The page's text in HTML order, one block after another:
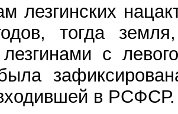
лезгинских
тогда
лезгинами с
в РСФСР.